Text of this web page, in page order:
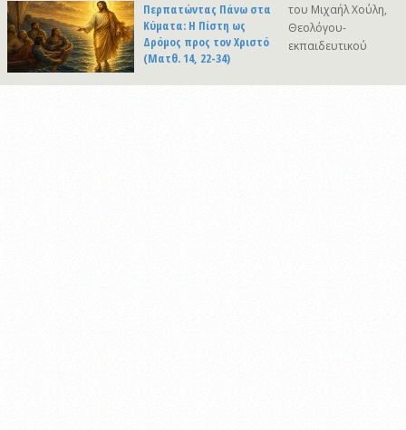
Περπατώντας Πάνω στα
Κύματα: Η Πίστη ως
Δρόμος προς τον Χριστό
(Ματθ. 14, 22-34)
του Μιχαήλ Χούλη,
Θεολόγου-
εκπαιδευτικού